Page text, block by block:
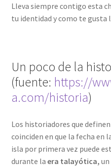
Lleva siempre contigo esta
tu identidad y como te gusta
Un poco de la
(fuente: https://
a.com/historia)
Los historiadores que
coinciden en que la fecha en
isla por primera vez puede
durante la era talayótica, un